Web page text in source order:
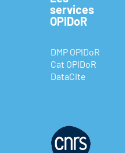
services
OPIDoR
DMP OPIDoR
Cat OPIDoR
DataCite